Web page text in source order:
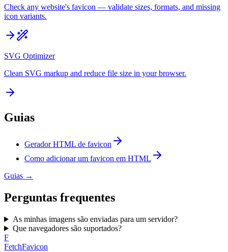
Check any website's favicon — validate sizes, formats, and missing
icon variants.
SVG Optimizer
Clean SVG markup and reduce file size in your browser.
Guias
Gerador HTML de favicon
Como adicionar um favicon em HTML
Guias →
Perguntas frequentes
As minhas imagens são enviadas para um servidor?
Que navegadores são suportados?
F
FetchFavicon